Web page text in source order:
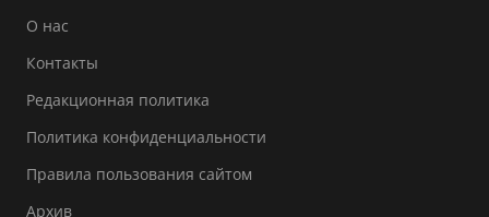
О нас
Контакты
Редакционная политика
Политика конфиденциальности
Правила пользования сайтом
Архив